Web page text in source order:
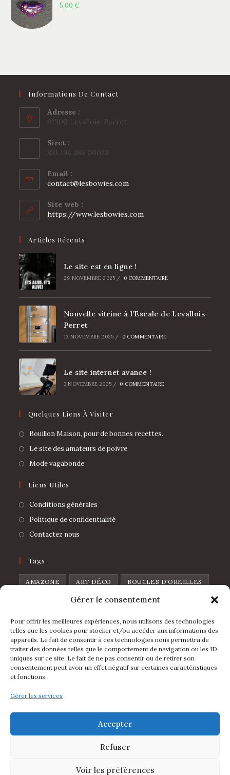
Gérer le consentement
Pour offrir les meilleures expériences, nous utilisons des technologies
telles que les cookies pour stocker et/ou accéder aux informations des
appareils. Le fait de consentir à ces technologies nous permettra de
traiter des données telles que le comportement de navigation ou les ID
uniques sur ce site. Le fait de ne pas consentir ou de retirer son
consentement peut avoir un effet négatif sur certaines caractéristiques
et fonctions.
Gérer les services
Accepter
Refuser
Voir les préférences
5,00€
Informations De Contact
Adresse :
92300 Levallois-Perret
Siret :
831 194 386 00023
Email :
contact@lesbowies.com
Site web :
https://www.lesbowies.com
Articles Récents
Le site est en ligne !
29 NOVEMBRE 2025 / 0 COMMENTAIRE
Nouvelle vitrine à l’Escale de Levallois-
Perret
13 NOVEMBRE 2025 / 0 COMMENTAIRE
Le site internet avance !
3 NOVEMBRE 2025 / 0 COMMENTAIRE
Quelques Liens À Visiter
Bouillon Maison, pour de bonnes recettes.
Le site des amateurs de poivre
Mode vagabonde
Liens Utiles
Conditions générales
Politique de confidentialité
Contactez nous
Tags
AMAZONE ART DÉCO BOUCLES D'OREILLES
CHAT CŒUR CŒUR DE PIQUE
CŒUR SAUVAGE DISCO FEUILLES
FLOWERS FRAISE FRUIT
L'IBIZA LA FOLIA LUNE LÈVRES
MINI ARCHE PIN'S POIRE POMME
Suivez Nous